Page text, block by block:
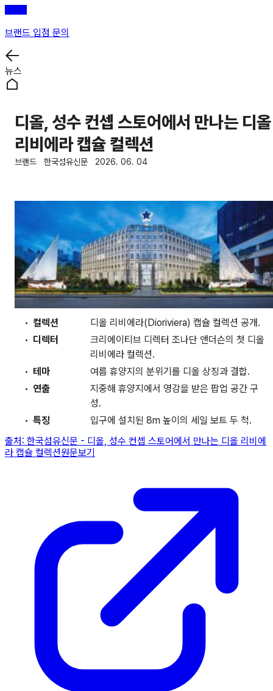
브랜드 입점 문의
뉴스
디올, 성수 컨셉 스토어에서 만나는 디올
리비에라 캡슐 컬렉션
브랜드 한국섬유신문 2026. 06. 04
컬렉션
디올 리비에라(Dioriviera) 캡슐 컬렉션 공개.
디렉터
크리에이티브 디렉터 조나단 앤더슨의 첫 디올
리비에라 컬렉션.
테마
여름 휴양지의 분위기를 디올 상징과 결합.
연출
지중해 휴양지에서 영감을 받은 팝업 공간 구
성.
특징
입구에 설치된 8m 높이의 세일 보트 두 척.
출처: 한국섬유신문 - 디올, 성수 컨셉 스토어에서 만나는 디올 리비에
라 캡슐 컬렉션원문보기